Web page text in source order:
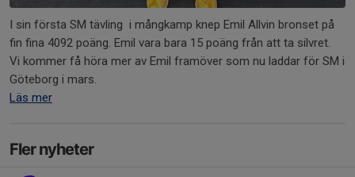
I sin första SM tävling i mångkamp knep Emil Allvin bronset på
fin fina 4092 poäng. Emil vara bara 15 poäng från att ta silvret.
Vi kommer få höra mer av Emil framöver som nu laddar för SM i
Göteborg i mars.
Läs mer
Fler nyheter